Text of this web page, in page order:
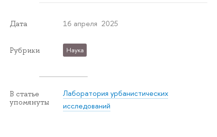
Дата 16 апреля 2025
Рубрики Наука
В статье
упомянуты
Лаборатория урбанистических
исследований